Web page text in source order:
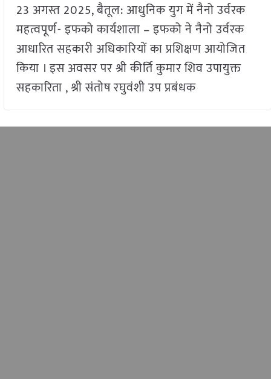
23 अगस्त 2025, बैतूल: आधुनिक युग में नैनो उर्वरक
महत्वपूर्ण- इफको कार्यशाला – इफको ने नैनो उर्वरक
आधारित सहकारी अधिकारियों का प्रशिक्षण आयोजित
किया । इस अवसर पर श्री कीर्ति कुमार शिव उपायुक्त
सहकारिता , श्री संतोष रघुवंशी उप प्रबंधक